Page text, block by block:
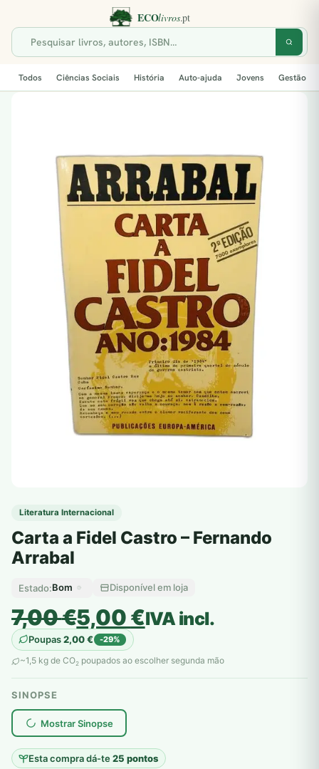
Todos Ciências Sociais História Auto-ajuda Jovens Gestão
Literatura Internacional
Carta a Fidel Castro – Fernando
Arrabal
Estado:Bom Disponível em loja
7,00€
O
preço
original
era:
7,00 €.
5,00€
O
preço
atual
é:
5,00 €.
IVA incl.
Poupas2,00€ -29%
~1,5 kg de CO2 poupados ao escolher segunda mão
SINOPSE
Mostrar Sinopse
Esta compra dá-te25 pontos
plantar árvores reais